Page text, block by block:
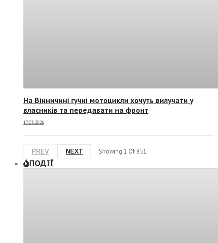
На Вінничині гучні мотоцикли хочуть вилучати у
власників та передавати на фронт
17.03.2026
PREV NEXT Showing 1 Of 851
ПОДІЇ